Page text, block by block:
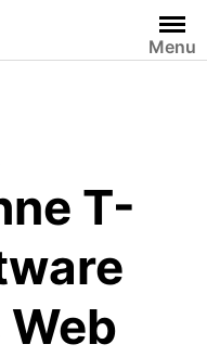
Menu
T-
Web